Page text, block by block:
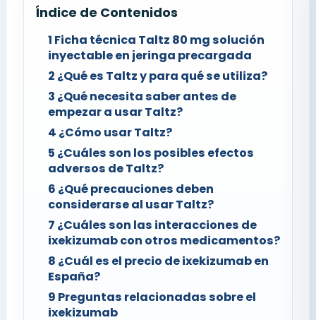
Índice de Contenidos
1 Ficha técnica Taltz 80 mg solución
inyectable en jeringa precargada
2 ¿Qué es Taltz y para qué se utiliza?
3 ¿Qué necesita saber antes de
empezar a usar Taltz?
4 ¿Cómo usar Taltz?
5 ¿Cuáles son los posibles efectos
adversos de Taltz?
6 ¿Qué precauciones deben
considerarse al usar Taltz?
7 ¿Cuáles son las interacciones de
ixekizumab con otros medicamentos?
8 ¿Cuál es el precio de ixekizumab en
España?
9 Preguntas relacionadas sobre el
ixekizumab